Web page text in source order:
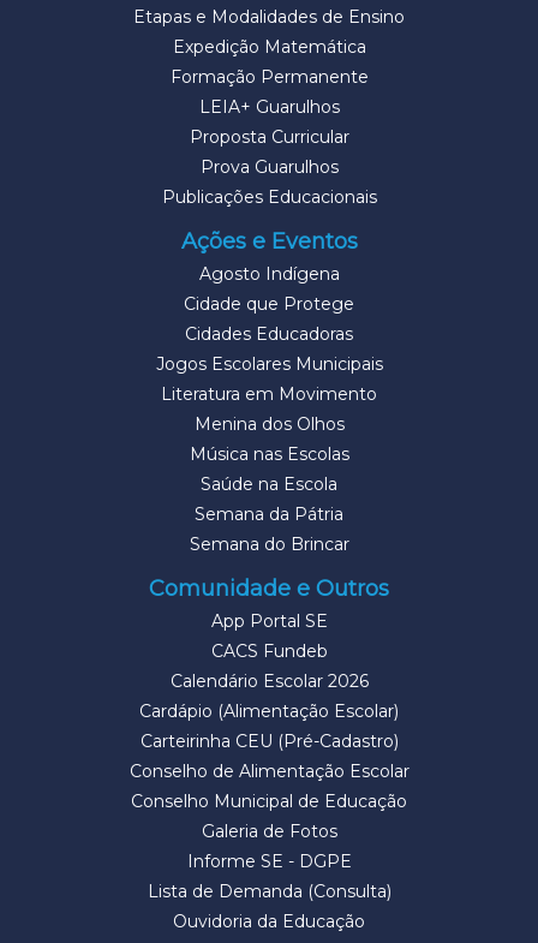
Etapas e Modalidades de Ensino
Expedição Matemática
Formação Permanente
LEIA+ Guarulhos
Proposta Curricular
Prova Guarulhos
Publicações Educacionais
Ações e Eventos
Agosto Indígena
Cidade que Protege
Cidades Educadoras
Jogos Escolares Municipais
Literatura em Movimento
Menina dos Olhos
Música nas Escolas
Saúde na Escola
Semana da Pátria
Semana do Brincar
Comunidade e Outros
App Portal SE
CACS Fundeb
Calendário Escolar 2026
Cardápio (Alimentação Escolar)
Carteirinha CEU (Pré-Cadastro)
Conselho de Alimentação Escolar
Conselho Municipal de Educação
Galeria de Fotos
Informe SE - DGPE
Lista de Demanda (Consulta)
Ouvidoria da Educação